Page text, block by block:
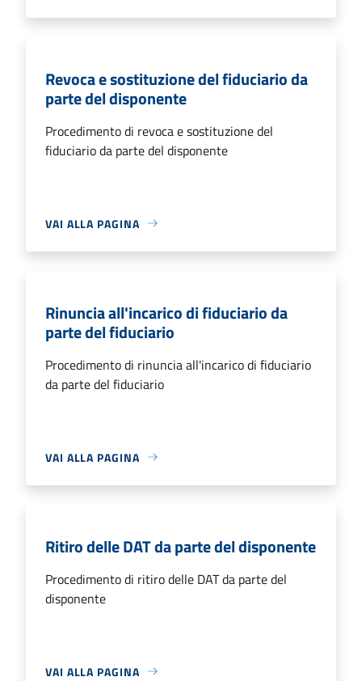
Revoca e sostituzione del fiduciario da
parte del disponente
Procedimento di revoca e sostituzione del
fiduciario da parte del disponente
VAI ALLA PAGINA
Rinuncia all'incarico di fiduciario da
parte del fiduciario
Procedimento di rinuncia all'incarico di fiduciario
da parte del fiduciario
VAI ALLA PAGINA
Ritiro delle DAT da parte del disponente
Procedimento di ritiro delle DAT da parte del
disponente
VAI ALLA PAGINA